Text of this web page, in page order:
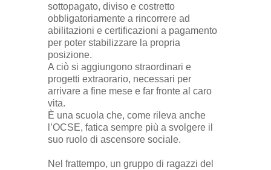
sottopagato, diviso e costretto
obbligatoriamente a rincorrere ad
abilitazioni e certificazioni a pagamento
per poter stabilizzare la propria
posizione.
A ciò si aggiungono straordinari e
progetti extraorario, necessari per
arrivare a fine mese e far fronte al caro
vita.
È una scuola che, come rileva anche
l’OCSE, fatica sempre più a svolgere il
suo ruolo di ascensore sociale.
Nel frattempo, un gruppo di ragazzi del